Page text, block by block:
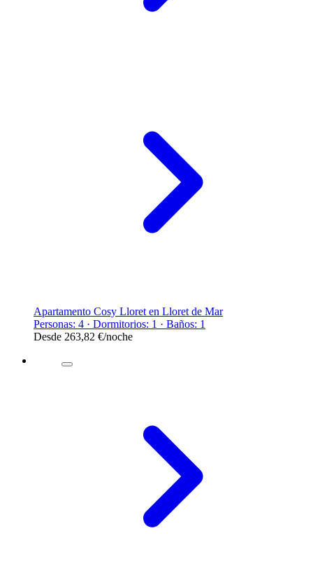
Apartamento Cosy Lloret en Lloret de Mar
Personas: 4 · Dormitorios: 1 · Baños: 1
Desde 263,82 €/noche